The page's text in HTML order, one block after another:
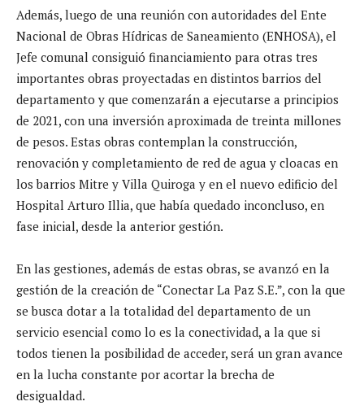
Además, luego de una reunión con autoridades del Ente
Nacional de Obras Hídricas de Saneamiento (ENHOSA), el
Jefe comunal consiguió financiamiento para otras tres
importantes obras proyectadas en distintos barrios del
departamento y que comenzarán a ejecutarse a principios
de 2021, con una inversión aproximada de treinta millones
de pesos. Estas obras contemplan la construcción,
renovación y completamiento de red de agua y cloacas en
los barrios Mitre y Villa Quiroga y en el nuevo edificio del
Hospital Arturo Illia, que había quedado inconcluso, en
fase inicial, desde la anterior gestión.
En las gestiones, además de estas obras, se avanzó en la
gestión de la creación de “Conectar La Paz S.E.”, con la que
se busca dotar a la totalidad del departamento de un
servicio esencial como lo es la conectividad, a la que si
todos tienen la posibilidad de acceder, será un gran avance
en la lucha constante por acortar la brecha de
desigualdad.